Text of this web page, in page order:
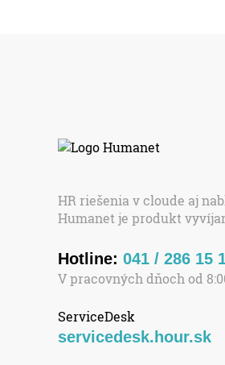
HR riešenia v cloude aj
Humanet je produkt
Hotline: 041 / 286 15
V pracovných dňoch od
ServiceDesk
servicedesk.hour.sk